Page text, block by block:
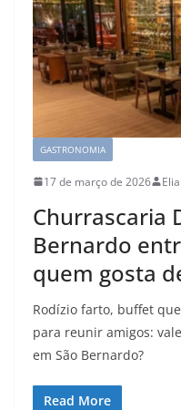
GASTRONOMIA
17 de março de 2026
Churrascaria
Bernardo
quem gosta
Rodízio farto, buffet
para reunir amigos:
em São Bernardo?
Read More